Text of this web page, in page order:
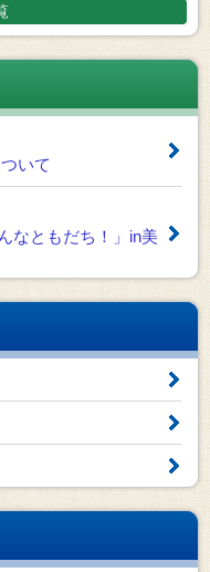
いて
なともだち！」in美